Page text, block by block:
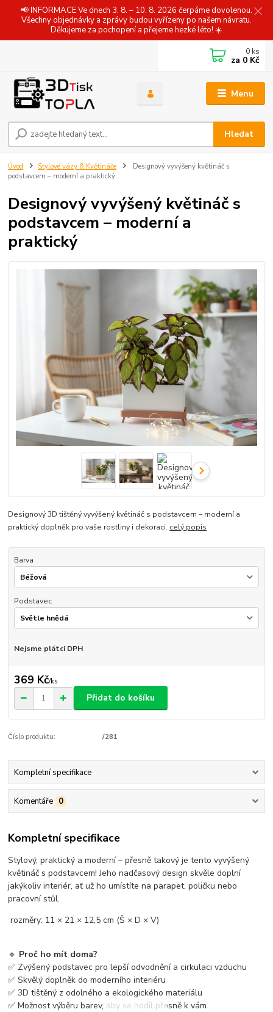
📢 INFORMACE Ve dnech 3. 8. – 10. 8. 2026 čerpáme dovolenou.
Všechny objednávky a zprávy budou vyřízeny po našem návratu.
Děkujeme za pochopení a přejeme hezké léto! ☀️
Menu
Hledat
0 ks
za 0 Kč
Úvod Stylové vázy & Květináče
Designový vyvýšený květináč s
podstavcem – moderní a praktický
Designový vyvýšený květináč s
podstavcem – moderní a
praktický
Designový 3D tištěný vyvýšený květináč s podstavcem – moderní a
praktický doplněk pro vaše rostliny i dekoraci. celý popis
Barva
Podstavec
Nejsme plátci DPH
369 Kč/ks
Přidat do košíku
Číslo produktu: /281
Kompletní specifikace
Komentáře 0
Kompletní specifikace
Stylový, praktický a moderní – přesně takový je tento vyvýšený
květináč s podstavcem! Jeho nadčasový design skvěle doplní
jakýkoliv interiér, ať už ho umístíte na parapet, poličku nebo
pracovní stůl.
rozměry: 11 × 21 × 12,5 cm (Š × D × V)
🔹 Proč ho mít doma?
✅ Zvýšený podstavec pro lepší odvodnění a cirkulaci vzduchu
✅ Skvělý doplněk do moderního interiéru
✅ 3D tištěný z odolného a ekologického materiálu
✅ Možnost výběru barev, aby se hodil přesně k vám